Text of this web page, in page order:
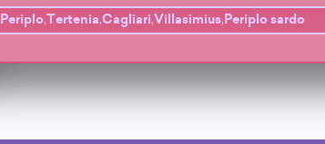
Periplo,Tertenia,Cagliari,Villasimius, Periplo sardo